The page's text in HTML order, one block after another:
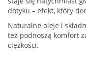
dotyku – efekt, który
Naturalne oleje i
też podnoszą komfort
ciężkości.